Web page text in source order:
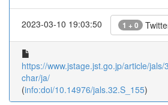
2023-03-10 19:03:50 1 + 0
https://www.jstage.jst.go.jp/article/
char/ja/
(info:doi/10.14976/jals.32.S_155)